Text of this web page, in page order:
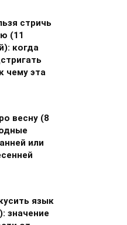
стричь
(11
когда
чему эта
весну (8
или
язык
значение